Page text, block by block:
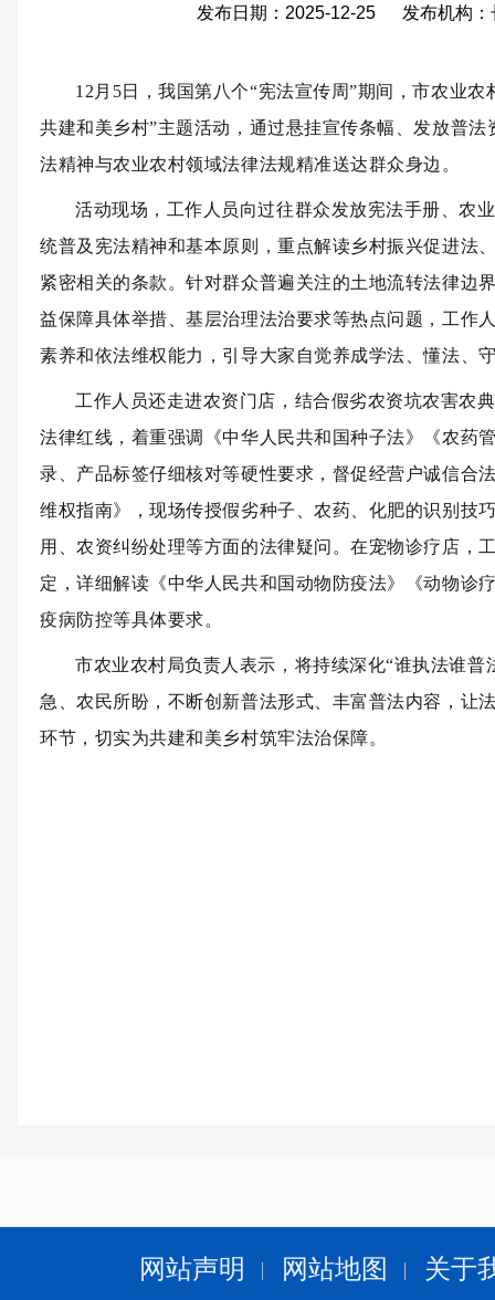
发布日期：2025-12-25 发布机构：
12月5日，我国第八个“宪法宣传周”期间，市农业
共建和美乡村”主题活动，通过悬挂宣传条幅、发放普
法精神与农业农村领域法律法规精准送达群众身边。
活动现场，工作人员向过往群众发放宪法手册、农
统普及宪法精神和基本原则，重点解读乡村振兴促进法
紧密相关的条款。针对群众普遍关注的土地流转法律边
益保障具体举措、基层治理法治要求等热点问题，工作
素养和依法维权能力，引导大家自觉养成学法、懂法、
工作人员还走进农资门店，结合假劣农资坑农害农
法律红线，着重强调
《中华人民共和国种子法》
《农药
录、产品标签仔细核对等硬性要求，督促经营户诚信合
维权指南》，现场传授假劣种子、农药、化肥的识别技
用、农资纠纷处理等方面的法律疑问。在宠物诊疗店，
定，详细解读《中华人民共和国动物防疫法》《动物诊
疫病防控等具体要求。
市农业农村局负责人表示，将持续深化“谁执法谁
急、农民所盼，不断创新普法形式、丰富普法内容，让
环节，切实为共建和美乡村筑牢法治保障。
网站声明 网站地图
关于